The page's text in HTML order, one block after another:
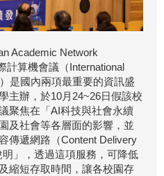
Academic Network
計算機會議（International
是國內兩項最重要的資訊盛
主辦，於10月24~26日假該校
聚焦在「AI科技與社會永續
及社會等各層面的影響，並
傳遞網路（Content Delivery
」，透過這項服務，可降低
縮短存取時間，讓各校園存